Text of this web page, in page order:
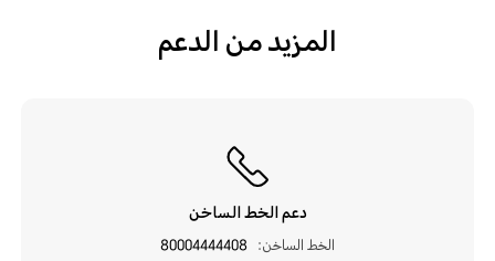
المزيد من الدعم
دعم الخط الساخن
الخط الساخن: 80004444408